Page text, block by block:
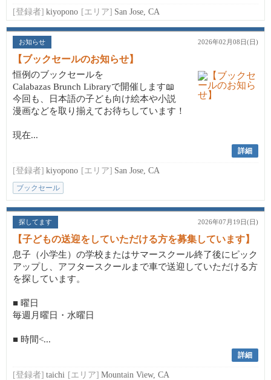
[登録者] kiyopono [エリア] San Jose, CA
お知らせ 2026年02月08日(日)
【ブックセールのお知らせ】
恒例のブックセールを
Calabazas Brunch Libraryで開催します📖
今回も、日本語の子ども向け絵本や小説
漫画などを取り揃えてお待ちしています！
現在...
詳細
[登録者] kiyopono [エリア] San Jose, CA
ブックセール
探してます 2026年07月19日(日)
【子どもの送迎をしていただける方を募集しています】
息子（小学生）の学校またはサマースクール終了後にピック
アップし、アフタースクールまで車で送迎していただける方
を探しています。
■ 曜日
毎週月曜日・水曜日
■ 時間<...
詳細
[登録者] taichi [エリア] Mountain View, CA